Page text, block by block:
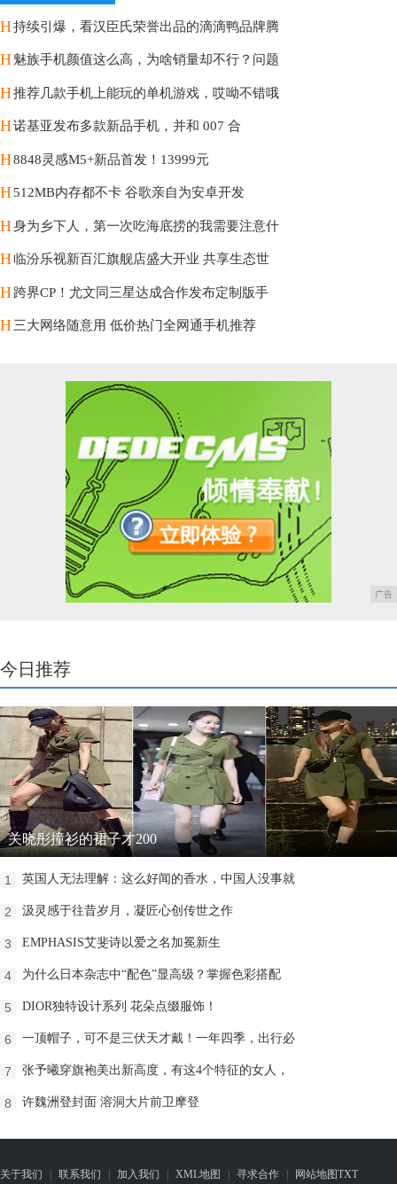
H持续引爆，看汉臣氏荣誉出品的滴滴鸭品牌腾
H魅族手机颜值这么高，为啥销量却不行？问题
H推荐几款手机上能玩的单机游戏，哎呦不错哦
H诺基亚发布多款新品手机，并和 007 合
H8848灵感M5+新品首发！13999元
H512MB内存都不卡 谷歌亲自为安卓开发
H身为乡下人，第一次吃海底捞的我需要注意什
H临汾乐视新百汇旗舰店盛大开业 共享生态世
H跨界CP！尤文同三星达成合作发布定制版手
H三大网络随意用 低价热门全网通手机推荐
广告
今日推荐
关晓彤撞衫的裙子才200
1 英国人无法理解：这么好闻的香水，中国人没事就
2 汲灵感于往昔岁月，凝匠心创传世之作
3 EMPHASIS艾斐诗以爱之名加冕新生
4 为什么日本杂志中“配色”显高级？掌握色彩搭配
5 DIOR独特设计系列 花朵点缀服饰！
6 一顶帽子，可不是三伏天才戴！一年四季，出行必
7 张予曦穿旗袍美出新高度，有这4个特征的女人，
8 许魏洲登封面 溶洞大片前卫摩登
关于我们 | 联系我们 | 加入我们 | XML地图 | 寻求合作 | 网站地图TXT